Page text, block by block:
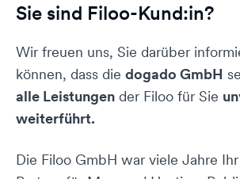
Sie sind Filoo-Kund:in?
Wir freuen uns, Sie darüber
können, dass die dogado GmbH
alle Leistungen der Filoo für Sie
weiterführt.
Die Filoo GmbH war viele Jahre